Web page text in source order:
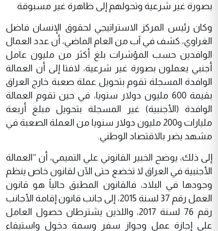
بصورة غير شرعية وتحولهم إلى ظاهرة غير مسبوقة
وكان رئيس المركز الاستراتيجي لحقوق الإنسان فاضل
الغراوي، كشف في آب من العام الماضي، أن عدد العمال
الوافدين حسب المؤشرات بلغ أكثر من مليون عامل
أجنبي يعملون بصورة غير شرعية، لافتا إلى أن العمالة
الوافدة المسجلة تقوم بتحويل عملة صعبة خارج العراق
بقيمة 600 مليون دولار سنويا، في حين تقوم العمالة
الوافدة (الأجنبية) غير المسجلة بتحويل مبلغ أربعة
مليارات و200 مليون دولار سنويا من العملة الصعبة في
مشهد يضر بالاقتصاد الوطني.
إلى ذلك، يوضح الخبير القانوني علي التميمي، أن “العمالة
الأجنبية في العراق لا تخضع حتى الآن لقانون خاص ينظم
وجودها في البلاد، فالقانون المطبق حالياً هو قانون
العمل رقم 37 لسنة 2015، إلى جانب قانون إقامة الأجانب
رقم 76 لسنة 2017، واللذين يشترطان حصول العامل
على إجازة عمل وجواز سفر وسمة دخول واستيفاء